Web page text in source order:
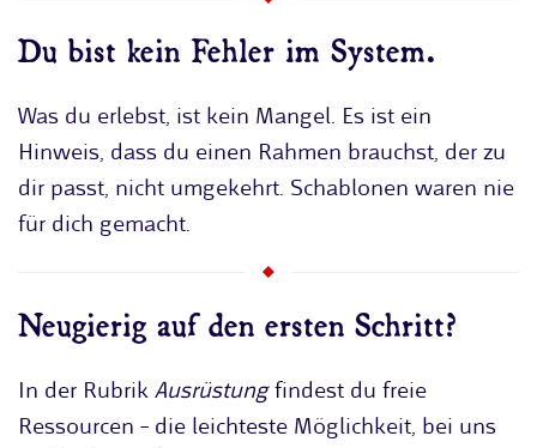
Du bist kein Fehler im System.
Was du erlebst, ist kein Mangel. Es ist ein
Hinweis, dass du einen Rahmen brauchst, der zu
dir passt, nicht umgekehrt. Schablonen waren nie
für dich gemacht.
Neugierig auf den ersten Schritt?
In der Rubrik Ausrüstungfindest du freie
Ressourcen – die leichteste Möglichkeit, bei uns